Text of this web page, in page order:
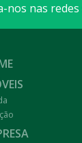
nos nas redes